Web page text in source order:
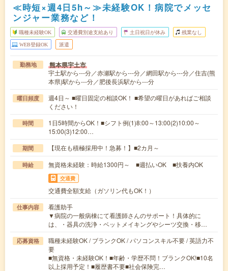
≪時短×週4日5h～≫未経験OK！病院でメッセ
ンジャー業務など！
職種未経験OK 交通費別途支給あり 土日祝日が休み 残業なし
WEB登録OK 派遣
勤務地 熊本県宇土市
宇土駅から---分／赤瀬駅から---分／網田駅から---分／住吉(熊
本県)駅から---分／肥後長浜駅から---分
曜日頻度
週4日～ ■曜日固定の相談OK！ ■希望の曜日があればご相談
ください！
時間
1日5時間からOK！■シフト例(1)8:00～13:00(2)10:00～
15:00(3)12:00…
期間 【現在も積極採用中！急募！】■2カ月～
時給 無資格未経験：時給1300円～ ■週払いOK ■扶養内OK
交通費
交通費全額支給（ガソリン代もOK！）
仕事内容
看護助手
▼病院の一般病棟にて看護師さんのサポート！具体的に
は、・器具の洗浄・ベットメイキングやシーツ交換・移…
応募資格
職種未経験OK / ブランクOK / パソコンスキル不要 / 英語力不
要
■無資格・未経験OK！■年齢・学歴不問！ブランクOK!■10名
以上採用予定！■履歴書不要■社会保険完…